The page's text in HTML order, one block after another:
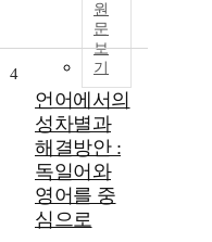
원
문
보
기
4
언어에서의
성차별과
해결방안 :
독일어와
영어를 중
심으로